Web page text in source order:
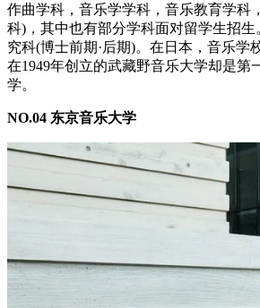
作曲学科，音乐学学科，音乐教育学科
科)，其中也有部分学科面对留学生招
究科(博士前期·后期)。在日本，音乐学
在1949年创立的武藏野音乐大学却是第
学。
NO.04 东京音乐大学